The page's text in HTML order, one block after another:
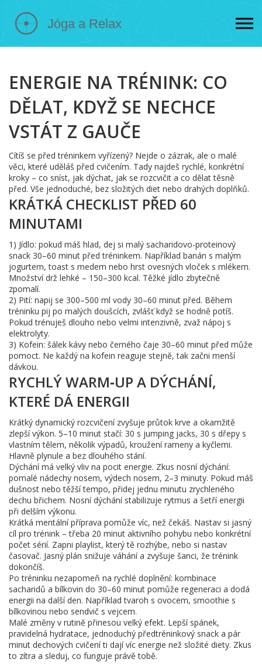
ENERGIE NA TRÉNINK: CO
DĚLAT, KDYŽ SE NECHCE
VSTÁT Z GAUČE
Cítíš se před tréninkem vyřízený? Nejde o zázrak, ale o malé
věci, které uděláš před cvičením. Tady najdeš rychlé, konkrétní
kroky – co sníst, jak dýchat, jak se rozcvičit a co dělat těsně
před. Vše jednoduché, bez složitých diet nebo drahých doplňků.
KRÁTKÁ CHECKLIST PŘED 60
MINUTAMI
1) Jídlo: pokud máš hlad, dej si malý sacharidovo-proteinový
snack 30–60 minut před tréninkem. Například banán s malým
jogurtem, toast s medem nebo hrst ovesných vloček s mlékem.
Množství drž lehké – 150–300 kcal. Těžké jídlo zbytečně
zpomalí.
2) Pití: napij se 300–500 ml vody 30–60 minut před. Během
tréninku pij po malých doušcích, zvlášť když se hodně potíš.
Pokud trénuješ dlouho nebo velmi intenzivně, zvaž nápoj s
elektrolyty.
3) Kofein: šálek kávy nebo černého čaje 30–60 minut před může
pomoct. Ne každý na kofein reaguje stejně, tak začni menší
dávkou.
RYCHLÝ WARM‑UP A DÝCHÁNÍ,
KTERÉ DÁ ENERGII
Krátký dynamický rozcvičení zvyšuje průtok krve a okamžitě
zlepší výkon. 5–10 minut stačí: 30 s jumping jacks, 30 s dřepy s
vlastním tělem, několik výpadů, kroužení rameny a kyčlemi.
Hlavně plynule a bez dlouhého stání.
Dýchání má velký vliv na pocit energie. Zkus nosní dýchání:
pomalé nádechy nosem, výdech nosem, 2–3 minuty. Pokud máš
dušnost nebo těžší tempo, přidej jednu minutu zrychleného
dechu břichem. Nosní dýchání stabilizuje rytmus a šetří energii
při delším výkonu.
Krátká mentální příprava pomůže víc, než čekáš. Nastav si jasný
cíl pro trénink – třeba 20 minut aktivního pohybu nebo konkrétní
počet sérií. Zapni playlist, který tě rozhýbe, nebo si nastav
časovač. Jasný plán snižuje váhání a zvyšuje šanci, že trénink
dokončíš.
Po tréninku nezapomeň na rychlé doplnění: kombinace
sacharidů a bílkovin do 30–60 minut pomůže regeneraci a dodá
energii na další den. Například tvaroh s ovocem, smoothie s
bílkovinou nebo sendvič s vejcem.
Malé změny v rutině přinesou velký efekt. Lepší spánek,
pravidelná hydratace, jednoduchý předtréninkový snack a pár
minut dechových cvičení ti dají víc energie než složité diety. Zkus
to zítra a sleduj, co funguje právě tobě.